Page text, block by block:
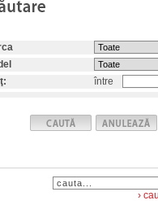
între
›